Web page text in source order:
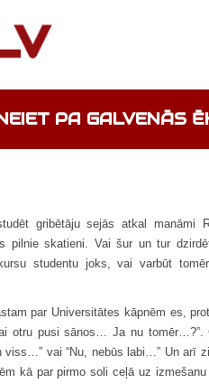
PA GALVENĀS
gribētāju sejās atkal manāmi
pilnie skatieni. Vai šur un tur
studentu joks, vai varbūt
par Universitātes kāpnēm es,
otru pusi sānos… Ja nu tomēr…?”.
viss…” vai “Nu, nebūs labi…” Un arī
kā par pirmo soli ceļā uz